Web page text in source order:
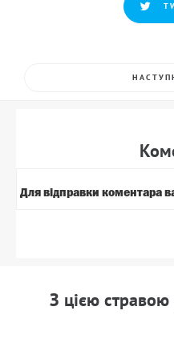
Для вiдправки коментара
З цiєю стравою